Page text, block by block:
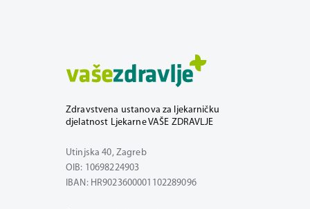
Zdravstvena ustanova za ljekarničku
djelatnost Ljekarne VAŠE ZDRAVLJE
Utinjska 40, Zagreb
OIB: 10698224903
IBAN: HR9023600001102289096